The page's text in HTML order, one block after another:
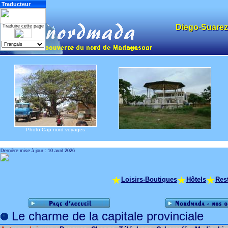
Traducteur
Traduire cette page Diego-
Diego-
Photo Cap nord voyages
Dernière mise à jour : 10 avril 2026
Loisirs-Boutiques Hôtels
Le charme de la capitale provinciale